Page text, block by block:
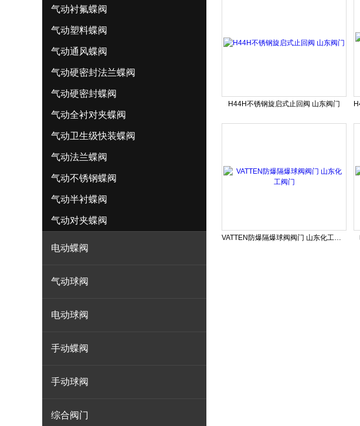
气动衬氟蝶阀
气动塑料蝶阀
气动通风蝶阀
气动硬密封法兰蝶阀
气动硬密封蝶阀
气动全衬对夹蝶阀
气动卫生级快装蝶阀
气动法兰蝶阀
气动不锈钢蝶阀
气动半衬蝶阀
气动对夹蝶阀
电动蝶阀
气动球阀
电动球阀
手动蝶阀
手动球阀
综合阀门
H44H不锈钢旋启式止回阀 山东阀门
VATTEN防爆隔爆球阀阀门 山东化工阀门